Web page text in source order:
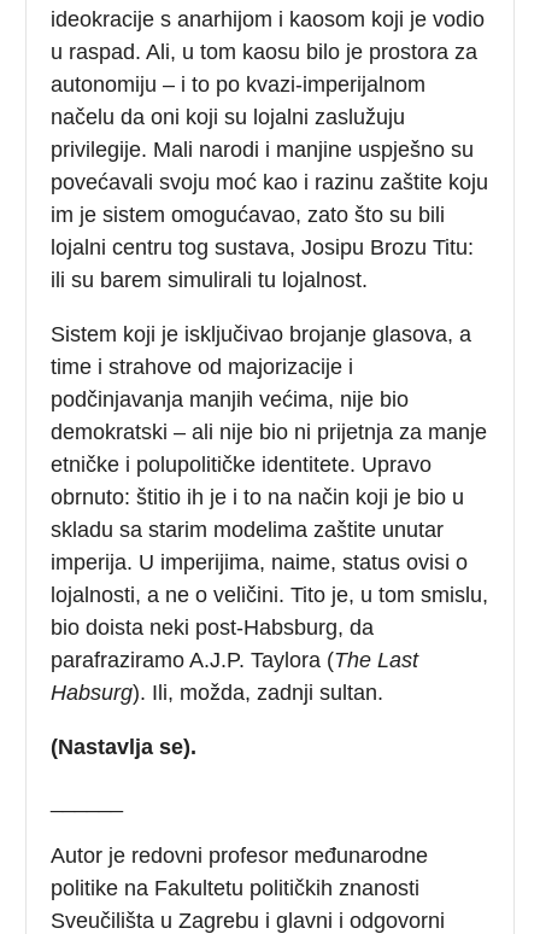
ideokracije s anarhijom i kaosom koji je vodio
u raspad. Ali, u tom kaosu bilo je prostora za
autonomiju – i to po kvazi-imperijalnom
načelu da oni koji su lojalni zaslužuju
privilegije. Mali narodi i manjine uspješno su
povećavali svoju moć kao i razinu zaštite koju
im je sistem omogućavao, zato što su bili
lojalni centru tog sustava, Josipu Brozu Titu:
ili su barem simulirali tu lojalnost.
Sistem koji je isključivao brojanje glasova, a
time i strahove od majorizacije i
podčinjavanja manjih većima, nije bio
demokratski – ali nije bio ni prijetnja za manje
etničke i polupolitičke identitete. Upravo
obrnuto: štitio ih je i to na način koji je bio u
skladu sa starim modelima zaštite unutar
imperija. U imperijima, naime, status ovisi o
lojalnosti, a ne o veličini. Tito je, u tom smislu,
bio doista neki post-Habsburg, da
parafraziramo A.J.P. Taylora (The Last
Habsurg). Ili, možda, zadnji sultan.
(Nastavlja se).
Autor je redovni profesor međunarodne
politike na Fakultetu političkih znanosti
Sveučilišta u Zagrebu i glavni i odgovorni